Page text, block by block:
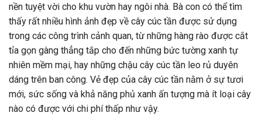
nền tuyệt vời cho khu vườn hay ngôi nhà. Bà con có thể tìm
thấy rất nhiều hình ảnh đẹp về cây cúc tần được sử dụng
trong các công trình cảnh quan, từ những hàng rào được cắt
tỉa gọn gàng thẳng tắp cho đến những bức tường xanh tự
nhiên mềm mại, hay những chậu cây cúc tần leo rủ duyên
dáng trên ban công. Vẻ đẹp của cây cúc tần nằm ở sự tươi
mới, sức sống và khả năng phủ xanh ấn tượng mà ít loại cây
nào có được với chi phí thấp như vậy.